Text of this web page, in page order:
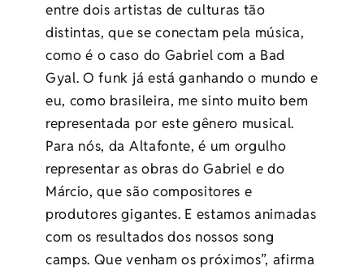
entre dois artistas de culturas tão
distintas, que se conectam pela música,
como é o caso do Gabriel com a Bad
Gyal. O funk já está ganhando o mundo e
eu, como brasileira, me sinto muito bem
representada por este gênero musical.
Para nós, da Altafonte, é um orgulho
representar as obras do Gabriel e do
Márcio, que são compositores e
produtores gigantes. E estamos animadas
com os resultados dos nossos song
camps. Que venham os próximos”, afirma